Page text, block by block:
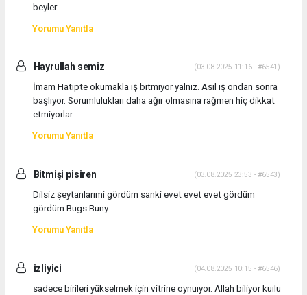
beyler
Yorumu Yanıtla
Hayrullah semiz (03.08.2025 11:16 - #6541)
İmam Hatipte okumakla iş bitmiyor yalnız. Asıl iş ondan sonra
başlıyor. Sorumlulukları daha ağır olmasına rağmen hiç dikkat
etmiyorlar
Yorumu Yanıtla
Bitmişi pisiren (03.08.2025 23:53 - #6543)
Dilsiz şeytanlarımi gördüm sanki evet evet evet gördüm
gördüm.Bugs Buny.
Yorumu Yanıtla
izliyici (04.08.2025 10:15 - #6546)
sadece birileri yükselmek için vitrine oynuıyor. Allah biliyor kuılu